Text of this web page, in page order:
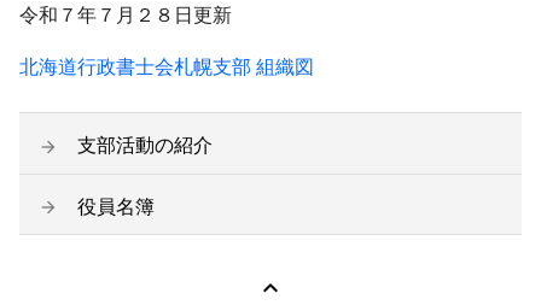
令和７年７月２８日更新
北海道行政書士会札幌支部 組織図
支部活動の紹介
役員名簿
